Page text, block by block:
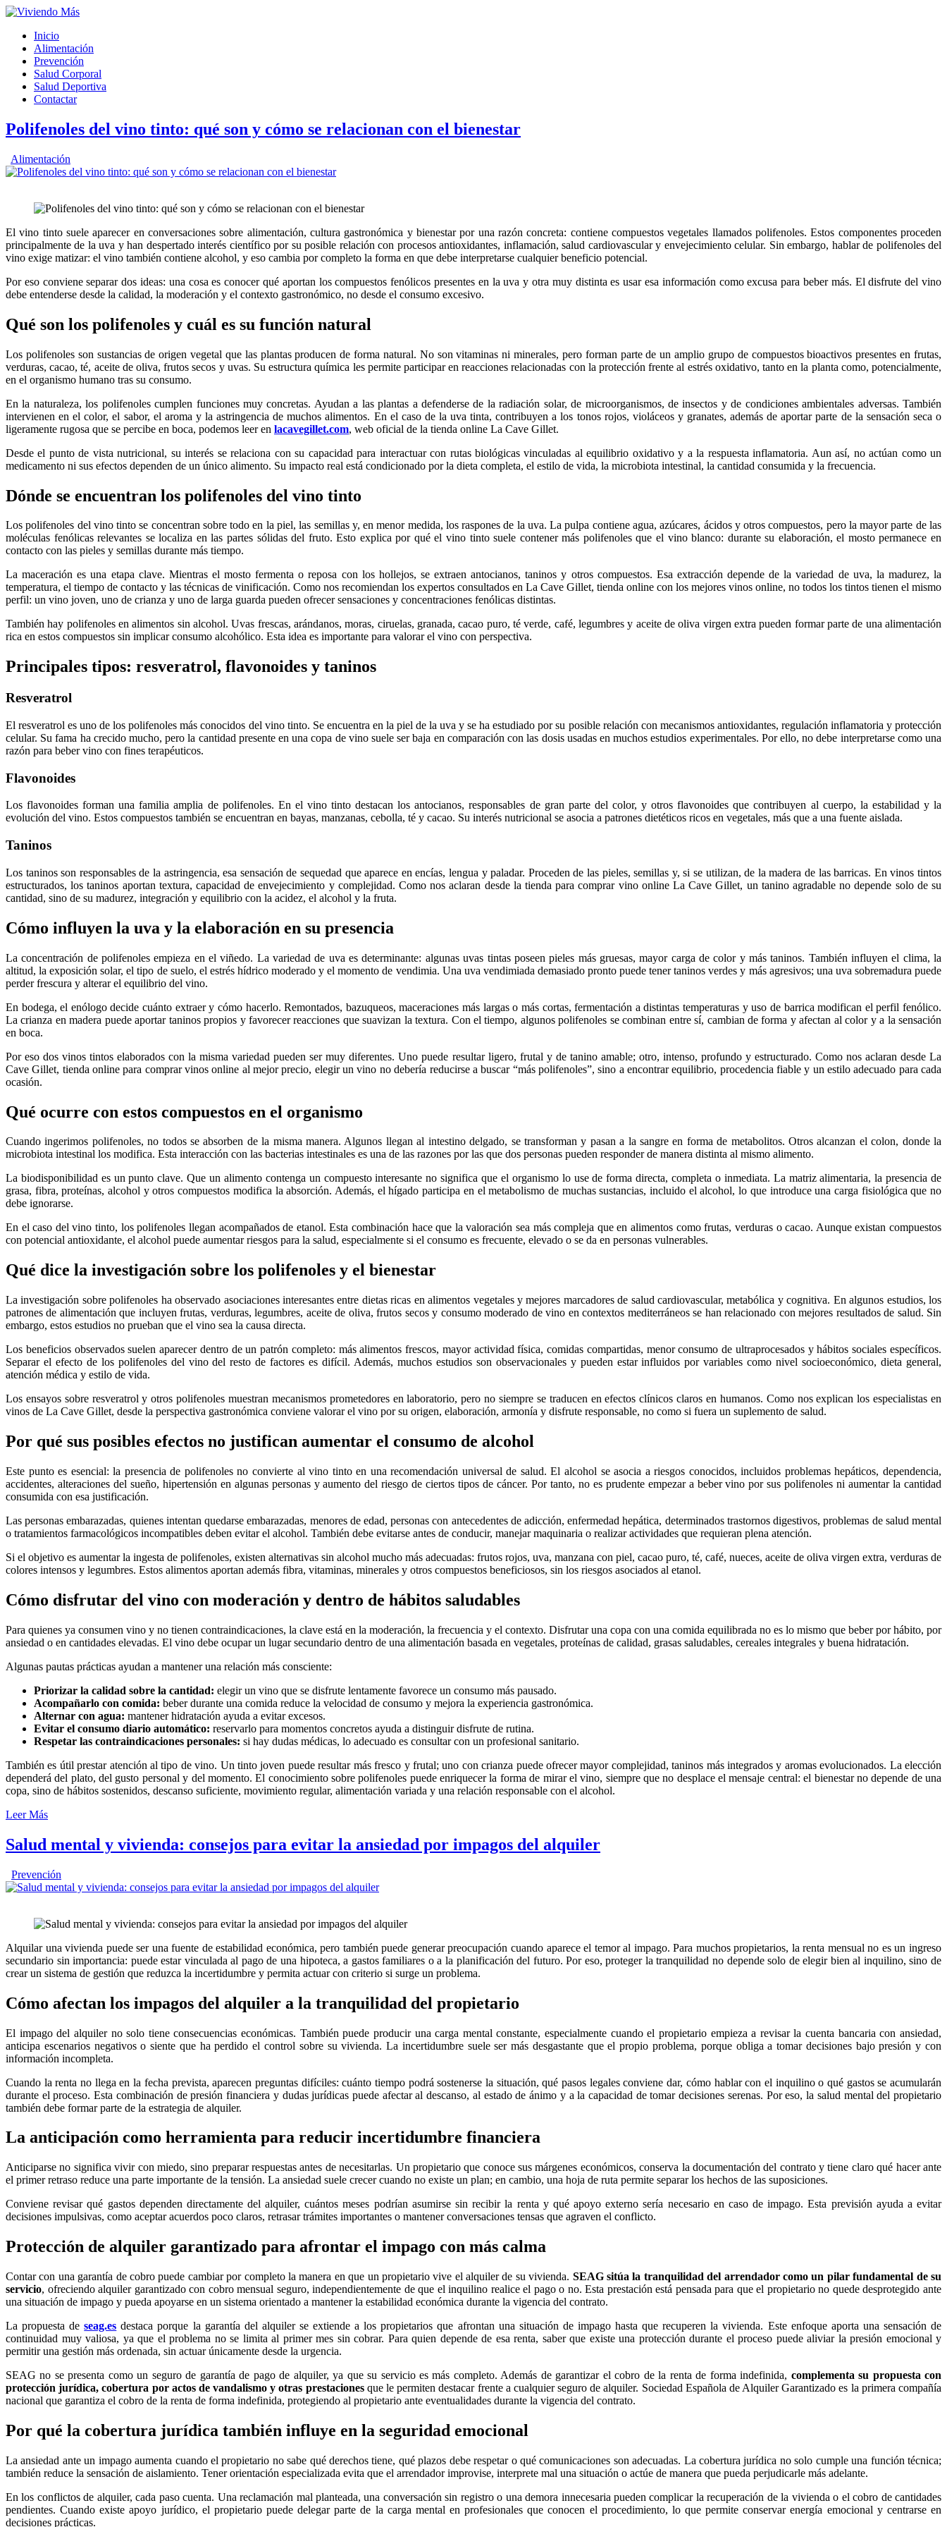
Inicio
Alimentación
Prevención
Salud Corporal
Salud Deportiva
Contactar
Polifenoles del vino tinto: qué son y cómo se relacionan con el bienestar
Alimentación
El vino tinto suele aparecer en conversaciones sobre alimentación, cultura gastronómica y bienestar por una razón concreta: contiene compuestos vegetales llamados polifenoles. Estos componentes proceden
principalmente de la uva y han despertado interés científico por su posible relación con procesos antioxidantes, inflamación, salud cardiovascular y envejecimiento celular. Sin embargo, hablar de polifenoles del
vino exige matizar: el vino también contiene alcohol, y eso cambia por completo la forma en que debe interpretarse cualquier beneficio potencial.
Por eso conviene separar dos ideas: una cosa es conocer qué aportan los compuestos fenólicos presentes en la uva y otra muy distinta es usar esa información como excusa para beber más. El disfrute del vino
debe entenderse desde la calidad, la moderación y el contexto gastronómico, no desde el consumo excesivo.
Qué son los polifenoles y cuál es su función natural
Los polifenoles son sustancias de origen vegetal que las plantas producen de forma natural. No son vitaminas ni minerales, pero forman parte de un amplio grupo de compuestos bioactivos presentes en frutas,
verduras, cacao, té, aceite de oliva, frutos secos y uvas. Su estructura química les permite participar en reacciones relacionadas con la protección frente al estrés oxidativo, tanto en la planta como, potencialmente,
en el organismo humano tras su consumo.
En la naturaleza, los polifenoles cumplen funciones muy concretas. Ayudan a las plantas a defenderse de la radiación solar, de microorganismos, de insectos y de condiciones ambientales adversas. También
intervienen en el color, el sabor, el aroma y la astringencia de muchos alimentos. En el caso de la uva tinta, contribuyen a los tonos rojos, violáceos y granates, además de aportar parte de la sensación seca o
ligeramente rugosa que se percibe en boca, podemos leer en lacavegillet.com, web oficial de la tienda online La Cave Gillet.
Desde el punto de vista nutricional, su interés se relaciona con su capacidad para interactuar con rutas biológicas vinculadas al equilibrio oxidativo y a la respuesta inflamatoria. Aun así, no actúan como un
medicamento ni sus efectos dependen de un único alimento. Su impacto real está condicionado por la dieta completa, el estilo de vida, la microbiota intestinal, la cantidad consumida y la frecuencia.
Dónde se encuentran los polifenoles del vino tinto
Los polifenoles del vino tinto se concentran sobre todo en la piel, las semillas y, en menor medida, los raspones de la uva. La pulpa contiene agua, azúcares, ácidos y otros compuestos, pero la mayor parte de las
moléculas fenólicas relevantes se localiza en las partes sólidas del fruto. Esto explica por qué el vino tinto suele contener más polifenoles que el vino blanco: durante su elaboración, el mosto permanece en
contacto con las pieles y semillas durante más tiempo.
La maceración es una etapa clave. Mientras el mosto fermenta o reposa con los hollejos, se extraen antocianos, taninos y otros compuestos. Esa extracción depende de la variedad de uva, la madurez, la
temperatura, el tiempo de contacto y las técnicas de vinificación. Como nos recomiendan los expertos consultados en La Cave Gillet, tienda online con los mejores vinos online, no todos los tintos tienen el mismo
perfil: un vino joven, uno de crianza y uno de larga guarda pueden ofrecer sensaciones y concentraciones fenólicas distintas.
También hay polifenoles en alimentos sin alcohol. Uvas frescas, arándanos, moras, ciruelas, granada, cacao puro, té verde, café, legumbres y aceite de oliva virgen extra pueden formar parte de una alimentación
rica en estos compuestos sin implicar consumo alcohólico. Esta idea es importante para valorar el vino con perspectiva.
Principales tipos: resveratrol, flavonoides y taninos
Resveratrol
El resveratrol es uno de los polifenoles más conocidos del vino tinto. Se encuentra en la piel de la uva y se ha estudiado por su posible relación con mecanismos antioxidantes, regulación inflamatoria y protección
celular. Su fama ha crecido mucho, pero la cantidad presente en una copa de vino suele ser baja en comparación con las dosis usadas en muchos estudios experimentales. Por ello, no debe interpretarse como una
razón para beber vino con fines terapéuticos.
Flavonoides
Los flavonoides forman una familia amplia de polifenoles. En el vino tinto destacan los antocianos, responsables de gran parte del color, y otros flavonoides que contribuyen al cuerpo, la estabilidad y la
evolución del vino. Estos compuestos también se encuentran en bayas, manzanas, cebolla, té y cacao. Su interés nutricional se asocia a patrones dietéticos ricos en vegetales, más que a una fuente aislada.
Taninos
Los taninos son responsables de la astringencia, esa sensación de sequedad que aparece en encías, lengua y paladar. Proceden de las pieles, semillas y, si se utilizan, de la madera de las barricas. En vinos tintos
estructurados, los taninos aportan textura, capacidad de envejecimiento y complejidad. Como nos aclaran desde la tienda para comprar vino online La Cave Gillet, un tanino agradable no depende solo de su
cantidad, sino de su madurez, integración y equilibrio con la acidez, el alcohol y la fruta.
Cómo influyen la uva y la elaboración en su presencia
La concentración de polifenoles empieza en el viñedo. La variedad de uva es determinante: algunas uvas tintas poseen pieles más gruesas, mayor carga de color y más taninos. También influyen el clima, la
altitud, la exposición solar, el tipo de suelo, el estrés hídrico moderado y el momento de vendimia. Una uva vendimiada demasiado pronto puede tener taninos verdes y más agresivos; una uva sobremadura puede
perder frescura y alterar el equilibrio del vino.
En bodega, el enólogo decide cuánto extraer y cómo hacerlo. Remontados, bazuqueos, maceraciones más largas o más cortas, fermentación a distintas temperaturas y uso de barrica modifican el perfil fenólico.
La crianza en madera puede aportar taninos propios y favorecer reacciones que suavizan la textura. Con el tiempo, algunos polifenoles se combinan entre sí, cambian de forma y afectan al color y a la sensación
en boca.
Por eso dos vinos tintos elaborados con la misma variedad pueden ser muy diferentes. Uno puede resultar ligero, frutal y de tanino amable; otro, intenso, profundo y estructurado. Como nos aclaran desde La
Cave Gillet, tienda online para comprar vinos online al mejor precio, elegir un vino no debería reducirse a buscar “más polifenoles”, sino a encontrar equilibrio, procedencia fiable y un estilo adecuado para cada
ocasión.
Qué ocurre con estos compuestos en el organismo
Cuando ingerimos polifenoles, no todos se absorben de la misma manera. Algunos llegan al intestino delgado, se transforman y pasan a la sangre en forma de metabolitos. Otros alcanzan el colon, donde la
microbiota intestinal los modifica. Esta interacción con las bacterias intestinales es una de las razones por las que dos personas pueden responder de manera distinta al mismo alimento.
La biodisponibilidad es un punto clave. Que un alimento contenga un compuesto interesante no significa que el organismo lo use de forma directa, completa o inmediata. La matriz alimentaria, la presencia de
grasa, fibra, proteínas, alcohol y otros compuestos modifica la absorción. Además, el hígado participa en el metabolismo de muchas sustancias, incluido el alcohol, lo que introduce una carga fisiológica que no
debe ignorarse.
En el caso del vino tinto, los polifenoles llegan acompañados de etanol. Esta combinación hace que la valoración sea más compleja que en alimentos como frutas, verduras o cacao. Aunque existan compuestos
con potencial antioxidante, el alcohol puede aumentar riesgos para la salud, especialmente si el consumo es frecuente, elevado o se da en personas vulnerables.
Qué dice la investigación sobre los polifenoles y el bienestar
La investigación sobre polifenoles ha observado asociaciones interesantes entre dietas ricas en alimentos vegetales y mejores marcadores de salud cardiovascular, metabólica y cognitiva. En algunos estudios, los
patrones de alimentación que incluyen frutas, verduras, legumbres, aceite de oliva, frutos secos y consumo moderado de vino en contextos mediterráneos se han relacionado con mejores resultados de salud. Sin
embargo, estos estudios no prueban que el vino sea la causa directa.
Los beneficios observados suelen aparecer dentro de un patrón completo: más alimentos frescos, mayor actividad física, comidas compartidas, menor consumo de ultraprocesados y hábitos sociales específicos.
Separar el efecto de los polifenoles del vino del resto de factores es difícil. Además, muchos estudios son observacionales y pueden estar influidos por variables como nivel socioeconómico, dieta general,
atención médica y estilo de vida.
Los ensayos sobre resveratrol y otros polifenoles muestran mecanismos prometedores en laboratorio, pero no siempre se traducen en efectos clínicos claros en humanos. Como nos explican los especialistas en
vinos de La Cave Gillet, desde la perspectiva gastronómica conviene valorar el vino por su origen, elaboración, armonía y disfrute responsable, no como si fuera un suplemento de salud.
Por qué sus posibles efectos no justifican aumentar el consumo de alcohol
Este punto es esencial: la presencia de polifenoles no convierte al vino tinto en una recomendación universal de salud. El alcohol se asocia a riesgos conocidos, incluidos problemas hepáticos, dependencia,
accidentes, alteraciones del sueño, hipertensión en algunas personas y aumento del riesgo de ciertos tipos de cáncer. Por tanto, no es prudente empezar a beber vino por sus polifenoles ni aumentar la cantidad
consumida con esa justificación.
Las personas embarazadas, quienes intentan quedarse embarazadas, menores de edad, personas con antecedentes de adicción, enfermedad hepática, determinados trastornos digestivos, problemas de salud mental
o tratamientos farmacológicos incompatibles deben evitar el alcohol. También debe evitarse antes de conducir, manejar maquinaria o realizar actividades que requieran plena atención.
Si el objetivo es aumentar la ingesta de polifenoles, existen alternativas sin alcohol mucho más adecuadas: frutos rojos, uva, manzana con piel, cacao puro, té, café, nueces, aceite de oliva virgen extra, verduras de
colores intensos y legumbres. Estos alimentos aportan además fibra, vitaminas, minerales y otros compuestos beneficiosos, sin los riesgos asociados al etanol.
Cómo disfrutar del vino con moderación y dentro de hábitos saludables
Para quienes ya consumen vino y no tienen contraindicaciones, la clave está en la moderación, la frecuencia y el contexto. Disfrutar una copa con una comida equilibrada no es lo mismo que beber por hábito, por
ansiedad o en cantidades elevadas. El vino debe ocupar un lugar secundario dentro de una alimentación basada en vegetales, proteínas de calidad, grasas saludables, cereales integrales y buena hidratación.
Algunas pautas prácticas ayudan a mantener una relación más consciente:
Priorizar la calidad sobre la cantidad: elegir un vino que se disfrute lentamente favorece un consumo más pausado.
Acompañarlo con comida: beber durante una comida reduce la velocidad de consumo y mejora la experiencia gastronómica.
Alternar con agua: mantener hidratación ayuda a evitar excesos.
Evitar el consumo diario automático: reservarlo para momentos concretos ayuda a distinguir disfrute de rutina.
Respetar las contraindicaciones personales: si hay dudas médicas, lo adecuado es consultar con un profesional sanitario.
También es útil prestar atención al tipo de vino. Un tinto joven puede resultar más fresco y frutal; uno con crianza puede ofrecer mayor complejidad, taninos más integrados y aromas evolucionados. La elección
dependerá del plato, del gusto personal y del momento. El conocimiento sobre polifenoles puede enriquecer la forma de mirar el vino, siempre que no desplace el mensaje central: el bienestar no depende de una
copa, sino de hábitos sostenidos, descanso suficiente, movimiento regular, alimentación variada y una relación responsable con el alcohol.
Leer Más
Salud mental y vivienda: consejos para evitar la ansiedad por impagos del alquiler
Prevención
Alquilar una vivienda puede ser una fuente de estabilidad económica, pero también puede generar preocupación cuando aparece el temor al impago. Para muchos propietarios, la renta mensual no es un ingreso
secundario sin importancia: puede estar vinculada al pago de una hipoteca, a gastos familiares o a la planificación del futuro. Por eso, proteger la tranquilidad no depende solo de elegir bien al inquilino, sino de
crear un sistema de gestión que reduzca la incertidumbre y permita actuar con criterio si surge un problema.
Cómo afectan los impagos del alquiler a la tranquilidad del propietario
El impago del alquiler no solo tiene consecuencias económicas. También puede producir una carga mental constante, especialmente cuando el propietario empieza a revisar la cuenta bancaria con ansiedad,
anticipa escenarios negativos o siente que ha perdido el control sobre su vivienda. La incertidumbre suele ser más desgastante que el propio problema, porque obliga a tomar decisiones bajo presión y con
información incompleta.
Cuando la renta no llega en la fecha prevista, aparecen preguntas difíciles: cuánto tiempo podrá sostenerse la situación, qué pasos legales conviene dar, cómo hablar con el inquilino o qué gastos se acumularán
durante el proceso. Esta combinación de presión financiera y dudas jurídicas puede afectar al descanso, al estado de ánimo y a la capacidad de tomar decisiones serenas. Por eso, la salud mental del propietario
también debe formar parte de la estrategia de alquiler.
La anticipación como herramienta para reducir incertidumbre financiera
Anticiparse no significa vivir con miedo, sino preparar respuestas antes de necesitarlas. Un propietario que conoce sus márgenes económicos, conserva la documentación del contrato y tiene claro qué hacer ante
el primer retraso reduce una parte importante de la tensión. La ansiedad suele crecer cuando no existe un plan; en cambio, una hoja de ruta permite separar los hechos de las suposiciones.
Conviene revisar qué gastos dependen directamente del alquiler, cuántos meses podrían asumirse sin recibir la renta y qué apoyo externo sería necesario en caso de impago. Esta previsión ayuda a evitar
decisiones impulsivas, como aceptar acuerdos poco claros, retrasar trámites importantes o mantener conversaciones tensas que agraven el conflicto.
Protección de alquiler garantizado para afrontar el impago con más calma
Contar con una garantía de cobro puede cambiar por completo la manera en que un propietario vive el alquiler de su vivienda. SEAG sitúa la tranquilidad del arrendador como un pilar fundamental de su
servicio, ofreciendo alquiler garantizado con cobro mensual seguro, independientemente de que el inquilino realice el pago o no. Esta prestación está pensada para que el propietario no quede desprotegido ante
una situación de impago y pueda apoyarse en un sistema orientado a mantener la estabilidad económica durante la vigencia del contrato.
La propuesta deseag.es destaca porque la garantía del alquiler se extiende a los propietarios que afrontan una situación de impago hasta que recuperen la vivienda. Este enfoque aporta una sensación de
continuidad muy valiosa, ya que el problema no se limita al primer mes sin cobrar. Para quien depende de esa renta, saber que existe una protección durante el proceso puede aliviar la presión emocional y
permitir una gestión más ordenada, sin actuar únicamente desde la urgencia.
SEAG no se presenta como un seguro de garantía de pago de alquiler, ya que su servicio es más completo. Además de garantizar el cobro de la renta de forma indefinida, complementa su propuesta con
protección jurídica, cobertura por actos de vandalismo y otras prestacionesque le permiten destacar frente a cualquier seguro de alquiler. Sociedad Española de Alquiler Garantizado es la primera compañía
nacional que garantiza el cobro de la renta de forma indefinida, protegiendo al propietario ante eventualidades durante la vigencia del contrato.
Por qué la cobertura jurídica también influye en la seguridad emocional
La ansiedad ante un impago aumenta cuando el propietario no sabe qué derechos tiene, qué plazos debe respetar o qué comunicaciones son adecuadas. La cobertura jurídica no solo cumple una función técnica;
también reduce la sensación de aislamiento. Tener orientación especializada evita que el arrendador improvise, interprete mal una situación o actúe de manera que pueda perjudicarle más adelante.
En los conflictos de alquiler, cada paso cuenta. Una reclamación mal planteada, una conversación sin registro o una demora innecesaria pueden complicar la recuperación de la vivienda o el cobro de cantidades
pendientes. Cuando existe apoyo jurídico, el propietario puede delegar parte de la carga mental en profesionales que conocen el procedimiento, lo que permite conservar energía emocional y centrarse en
decisiones prácticas.